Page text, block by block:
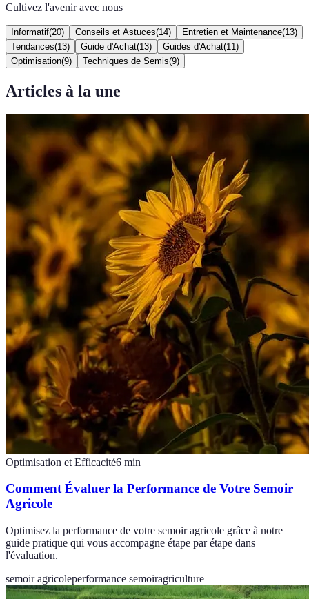
Cultivez l'avenir avec nous
Informatif(20) Conseils et Astuces(14) Entretien et Maintenance(13)
Tendances(13) Guide d'Achat(13) Guides d'Achat(11 )
Optimisation(9) Techniques de Semis(9)
Articles à la une
Optimisation et Efficacité6 min
Comment Évaluer la Performance de Votre Semoir
Agricole
Optimisez la performance de votre semoir agricole grâce à notre
guide pratique qui vous accompagne étape par étape dans
l'évaluation.
semoir agricoleperformance semoiragriculture